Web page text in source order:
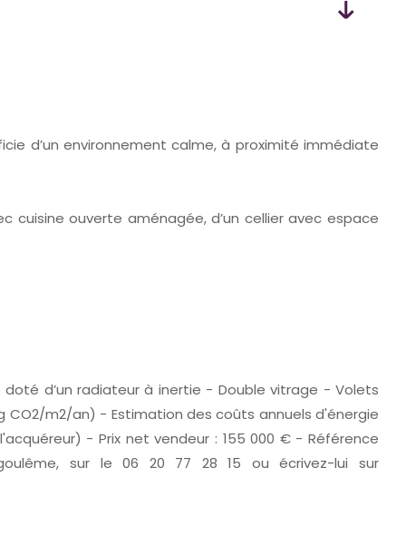
d’un environnement calme, à proximité immédiate
cuisine ouverte aménagée, d’un cellier avec espace
d’un radiateur à inertie - Double vitrage - Volets
CO2/m2/an) - Estimation des coûts annuels d'énergie
- Prix net vendeur : 155 000 € - Référence
sur le 06 20 77 28 15 ou écrivez-lui sur